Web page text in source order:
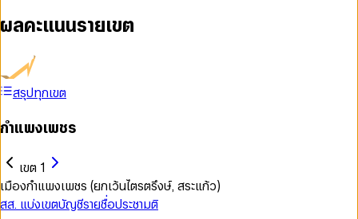
ผลคะแนนรายเขต
สรุปทุกเขต
กำแพงเพชร
เขต 1
เมืองกำแพงเพชร (ยกเว้นไตรตรึงษ์, สระแก้ว)
สส. แบ่งเขตบัญชีรายชื่อประชามติ